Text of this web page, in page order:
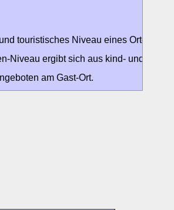
touristisches Niveau eines Ortes
Niveau ergibt sich aus kind- und
am Gast-Ort.